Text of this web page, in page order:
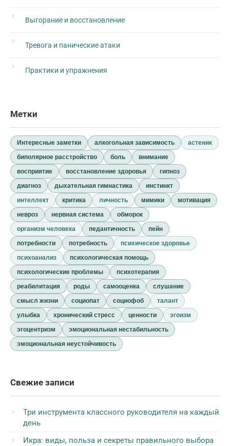
Выгорание и восстановление
Тревога и панические атаки
Практики и упражнения
Метки
Интересные заметки алкогольная зависимость
астеник
биполярное расстройство
боль
внимание
восприятие
восстановление здоровья
гипноз
диагноз
дыхательная гимнастика
инстинкт
интеллект
критика личность мимики
мотивация
невроз
нервная система
обморок
организм человека
педантичность
пейн
потребности
потребность
психическое здоровье
психоанализ
психологическая помощь
психологические проблемы
психотерапия
реабилитация
роды самооценка
слушание
смысл жизни
социопат социофоб
талант
улыбка
хронический стресс ценности
эгоизм
эгоцентризм
эмоциональная нестабильность
эмоциональная неустойчивость
Свежие записи
Три инструмента классного руководителя на каждый
день
Икра: виды, польза и секреты правильного выбора